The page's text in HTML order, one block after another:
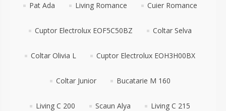
Pat Ada Living Romance Cuier Romance
Cuptor Electrolux EOF5C50BZ Coltar Selva
Coltar Olivia L Cuptor Electrolux EOH3H00BX
Coltar Junior Bucatarie M 160
Living C 200 Scaun Alya Living C 215